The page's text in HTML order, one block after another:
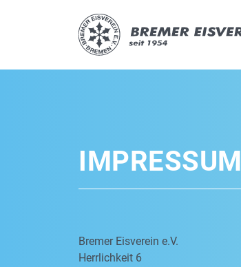
IMPRESSUM
Bremer Eisverein e.V.
Herrlichkeit 6